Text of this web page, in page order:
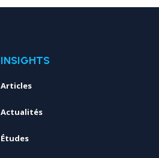
INSIGHTS
Articles
Actualités
Études